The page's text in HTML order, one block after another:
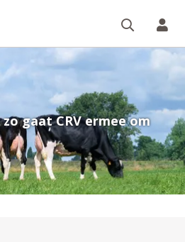
zo gaat CRV ermee om